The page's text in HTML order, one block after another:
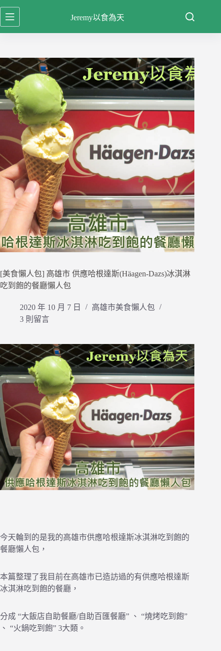
跳
至
容
Jeremy以食為天
[美食懶人包] 高雄市 供應哈根達斯(Häagen-Dazs)冰淇淋
吃到飽的餐廳懶人包
2020 年 10 月 7 日
高雄市美食懶人包
3 則留言
今天輪到的是我的高雄市供應哈根達斯冰淇淋吃到飽的
餐廳懶人包，
本篇整理了我目前在高雄市已造訪過的有供應哈根達斯
冰淇淋吃到飽的餐廳，
分成 “大飯店自助餐廳/自助百匯餐廳” 、 “燒烤吃到飽”
、 “火鍋吃到飽” 3大類。